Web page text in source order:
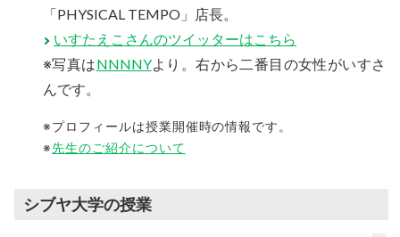
「PHYSICAL TEMPO」店長。
いすたえこさんのツイッターはこちら
※写真はNNNNYより。右から二番目の女性がいすさ
んです。
※プロフィールは授業開催時の情報です。
※先生のご紹介について
シブヤ大学の授業